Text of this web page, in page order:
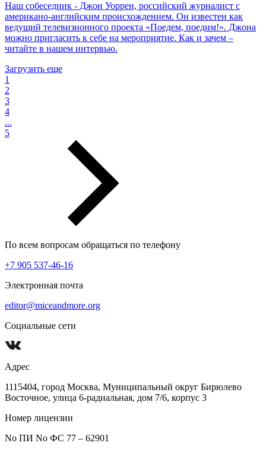
Наш собеседник - Джон Уоррен, российский журналист с
американо-английским происхождением. Он известен как
ведущий телевизионного проекта «Поедем, поедим!». Джона
можно пригласить к себе на мероприятие. Как и зачем –
читайте в нашем интервью.
Загрузить еще
1
2
3
4
...
5
По всем вопросам обращаться по телефону
+7 905 537-46-16
Электронная почта
editor@miceandmore.org
Социальные сети
Адрес
1115404, город Москва, Муниципальный округ Бирюлево
Восточное, улица 6-радиальная, дом 7/6, корпус 3
Номер лицензии
No ПИ No ФС 77 – 62901